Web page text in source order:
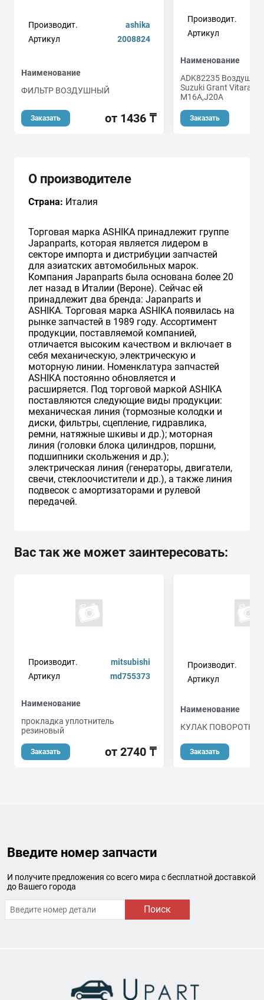
Производит.
ashika
Артикул
2008824
Наименование
ФИЛЬТР ВОЗДУШНЫЙ
Заказать от 1436 ₸
Производит.
Артикул
Наименование
ADK82235
Suzuki Grant Vitara
M16A,J20A
Заказать
О производителе
Страна: Италия
Торговая марка ASHIKA принадлежит группе
Japanparts, которая является лидером в
секторе импорта и дистрибуции запчастей
для азиатских автомобильных марок.
Компания Japanparts была основана более 20
лет назад в Италии (Вероне). Сейчас ей
принадлежит два бренда: Japanparts и
ASHIKA. Торговая марка ASHIKA появилась на
рынке запчастей в 1989 году. Ассортимент
продукции, поставляемой компанией,
отличается высоким качеством и включает в
себя механическую, электрическую и
моторную линии. Номенклатура запчастей
ASHIKA постоянно обновляется и
расширяется. Под торговой маркой ASHIKA
поставляются следующие виды продукции:
механическая линия (тормозные колодки и
диски, фильтры, сцепление, гидравлика,
ремни, натяжные шкивы и др.); моторная
линия (головки блока цилиндров, поршни,
подшипники скольжения и др.);
электрическая линия (генераторы, двигатели,
свечи, стеклоочистители и др.), а также линия
подвесок с амортизаторами и рулевой
передачей.
Вас так же может заинтересовать:
Производит.
mitsubishi
Артикул
md755373
Наименование
прокладка уплотнитель
резиновый
Заказать от 2740 ₸
Производит.
Артикул
Наименование
КУЛАК
Заказать
Введите номер запчасти
И получите предложения со всего мира с бесплатной доставкой
до Вашего города
Поиск